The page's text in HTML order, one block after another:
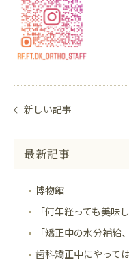
新しい記事
最新記事
博物館
「何年経っても美味し
「矯正中の水分補給
歯科矯正中にやって